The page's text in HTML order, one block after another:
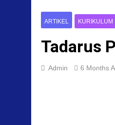
ARTIKEL KURIKULUM
Tadarus
Admin 6 Months